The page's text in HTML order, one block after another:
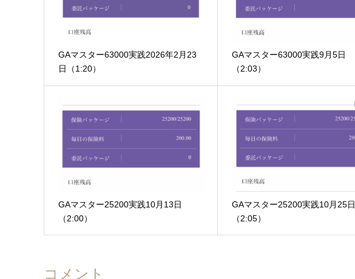
GAマスター63000実践2026年2月23
日（1:20）
GAマスター63000実践9月5日
（2:03）
GAマスター25200実践10月13日
（2:00）
GAマスター25200実践10月25日
（2:05）
コメント